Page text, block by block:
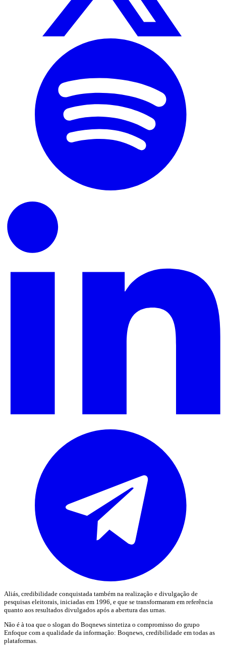
Aliás, credibilidade conquistada também na realização e divulgação de
pesquisas eleitorais, iniciadas em 1996, e que se transformaram em referência
quanto aos resultados divulgados após a abertura das urnas.
Não é à toa que o slogan do Boqnews sintetiza o compromisso do grupo
Enfoque com a qualidade da informação: Boqnews, credibilidade em todas as
plataformas.